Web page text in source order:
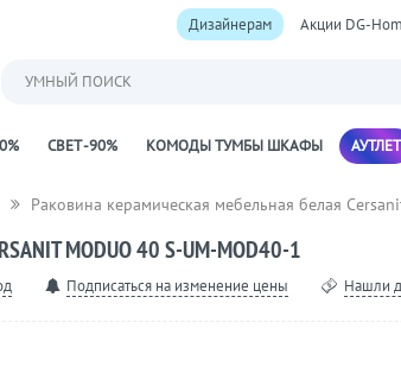
Дизайнерам Акции DG-
УМНЫЙ ПОИСК
СВЕТ -90% КОМОДЫ ТУМБЫ ШКАФЫ АУТЛЕТ
Раковина керамическая мебельная белая
MODUO 40 S-UM-MOD40-1
Подписаться на изменение цены Нашли